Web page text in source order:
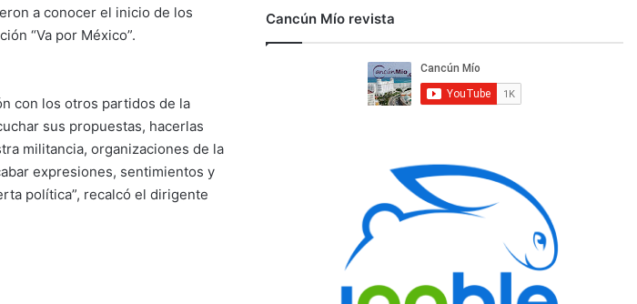
a conocer el inicio de los
“Va por México”.
con los otros partidos de la
sus propuestas, hacerlas
militancia, organizaciones de la
expresiones, sentimientos y
política”, recalcó el dirigente
Cancún Mío revista